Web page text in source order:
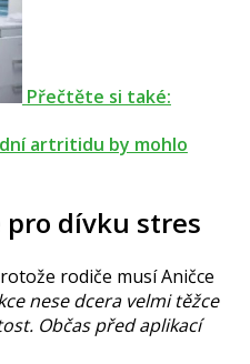
Přečtěte si také:
artritidu by mohlo
pro dívku stres
rodiče musí Aničce
nese dcera velmi těžce
Občas před aplikací